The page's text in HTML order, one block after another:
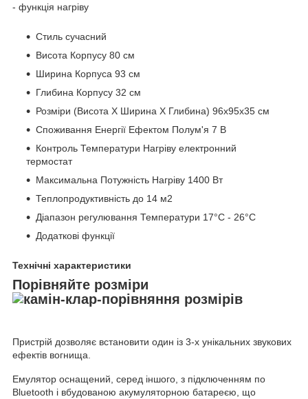
Емулятор оснащений, серед іншого, з підключенням по
Bluetooth і вбудованою акумуляторною батареєю, що
Пристрій дозволяє встановити один із 3-х унікальних звукових
ефектів вогнища.
Порівняйте розміри
Технічні характеристики
Стиль сучасний
Висота Корпусу 80 см
Ширина Корпуса 93 см
Глибина Корпусу 32 см
Розміри (Висота Х Ширина Х Глибина) 96x95x35 см
Споживання Енергії Ефектом Полум'я 7 В
Контроль Температури Нагріву електронний
термостат
Максимальна Потужність Нагріву 1400 Вт
Теплопродуктивність до 14 м2
Діапазон регулювання Температури 17°С - 26°С
Додаткові функції
- функція нагріву